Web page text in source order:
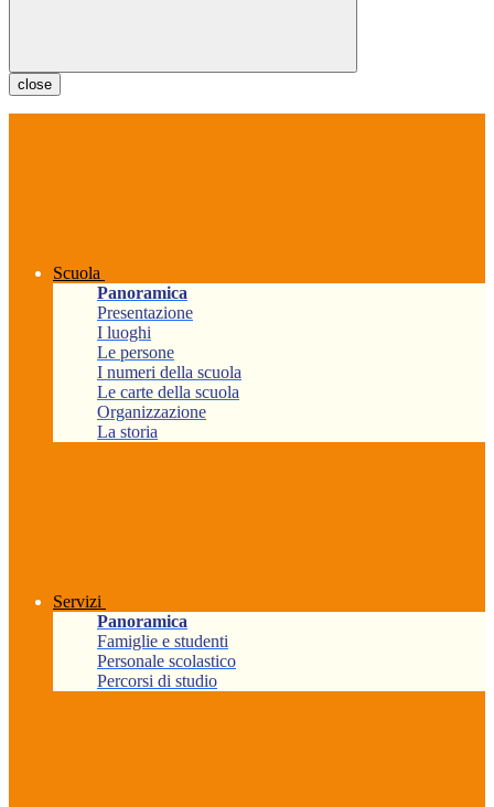
close
Scuola
Panoramica
Presentazione
I luoghi
Le persone
I numeri della scuola
Le carte della scuola
Organizzazione
La storia
Servizi
Panoramica
Famiglie e studenti
Personale scolastico
Percorsi di studio